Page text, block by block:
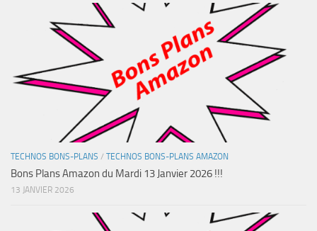
TECHNOS BONS-PLANS / TECHNOS BONS-PLANS AMAZON
Bons Plans Amazon du Mardi 13 Janvier 2026 !!!
13 JANVIER 2026